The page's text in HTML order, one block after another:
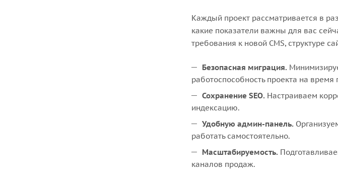
Каждый проект рассматривается в
какие показатели важны для вас
требования к новой CMS, структуре
Безопасная миграция.
работоспособность проекта на время
Сохранение SEO. Настраиваем
индексацию.
Удобную админ-панель.
работать самостоятельно.
Масштабируемость.
каналов продаж.